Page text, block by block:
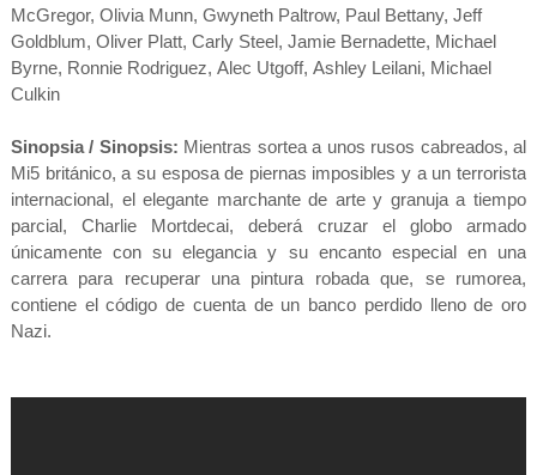
McGregor, Olivia Munn, Gwyneth Paltrow, Paul Bettany, Jeff
Goldblum, Oliver Platt, Carly Steel, Jamie Bernadette, Michael
Byrne, Ronnie Rodriguez, Alec Utgoff, Ashley Leilani, Michael
Culkin
Sinopsia / Sinopsis: Mientras sortea a unos rusos cabreados, al
Mi5 británico, a su esposa de piernas imposibles y a un terrorista
internacional, el elegante marchante de arte y granuja a tiempo
parcial, Charlie Mortdecai, deberá cruzar el globo armado
únicamente con su elegancia y su encanto especial en una
carrera para recuperar una pintura robada que, se rumorea,
contiene el código de cuenta de un banco perdido lleno de oro
Nazi.